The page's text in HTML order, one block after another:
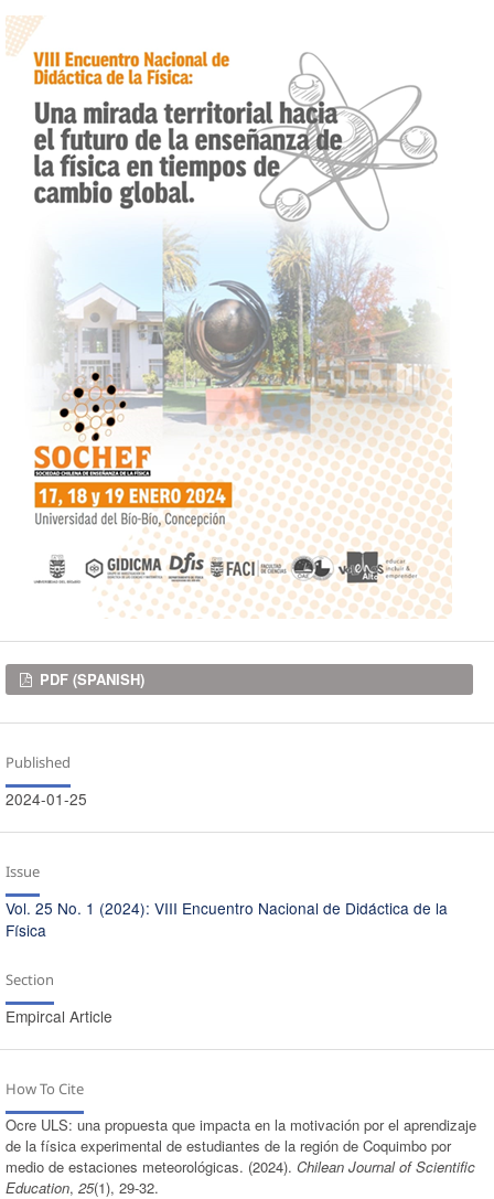
Downloads
PDF (SPANISH)
Published
2024-01-25
Issue
Vol. 25 No. 1 (2024): VIII Encuentro Nacional de Didáctica de la
Física
Section
Empircal Article
How To Cite
Ocre ULS: una propuesta que impacta en la motivación por el aprendizaje
de la física experimental de estudiantes de la región de Coquimbo por
medio de estaciones meteorológicas. (2024). Chilean Journal of Scientific
Education, 25(1), 29-32.